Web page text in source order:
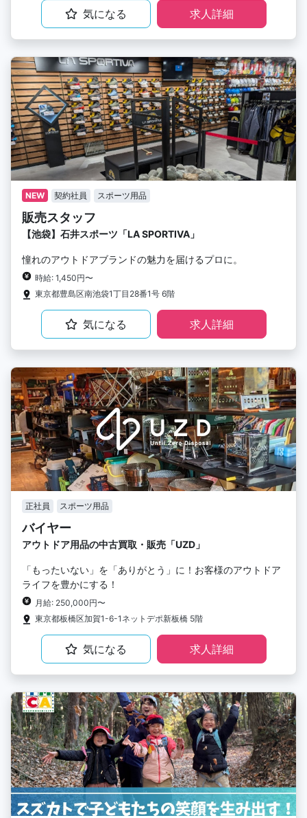
気になる 求人詳細
NEW 契約社員 スポーツ用品
販売スタッフ
【池袋】石井スポーツ「LA SPORTIVA」
憧れのアウトドアブランドの魅力を届けるプロに。
時給: 1,450円〜
東京都豊島区南池袋1丁目28番1号 6階
気になる 求人詳細
正社員 スポーツ用品
バイヤー
アウトドア用品の中古買取・販売「UZD」
「もったいない」を「ありがとう」に！お客様のアウトドア
ライフを豊かにする！
月給: 250,000円〜
東京都板橋区加賀1-6-1ネットデポ新板橋 5階
気になる 求人詳細